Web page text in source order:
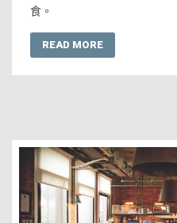
食。
READ MORE